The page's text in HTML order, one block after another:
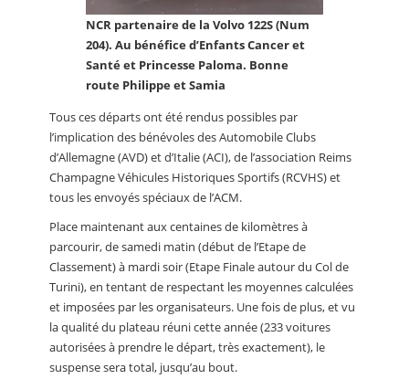
NCR partenaire de la Volvo 122S (Num
204). Au bénéfice d’Enfants Cancer et
Santé et Princesse Paloma. Bonne
route Philippe et Samia
Tous ces départs ont été rendus possibles par
l’implication des bénévoles des Automobile Clubs
d’Allemagne (AVD) et d’Italie (ACI), de l’association Reims
Champagne Véhicules Historiques Sportifs (RCVHS) et
tous les envoyés spéciaux de l’ACM.
Place maintenant aux centaines de kilomètres à
parcourir, de samedi matin (début de l’Etape de
Classement) à mardi soir (Etape Finale autour du Col de
Turini), en tentant de respectant les moyennes calculées
et imposées par les organisateurs. Une fois de plus, et vu
la qualité du plateau réuni cette année (233 voitures
autorisées à prendre le départ, très exactement), le
suspense sera total, jusqu’au bout.